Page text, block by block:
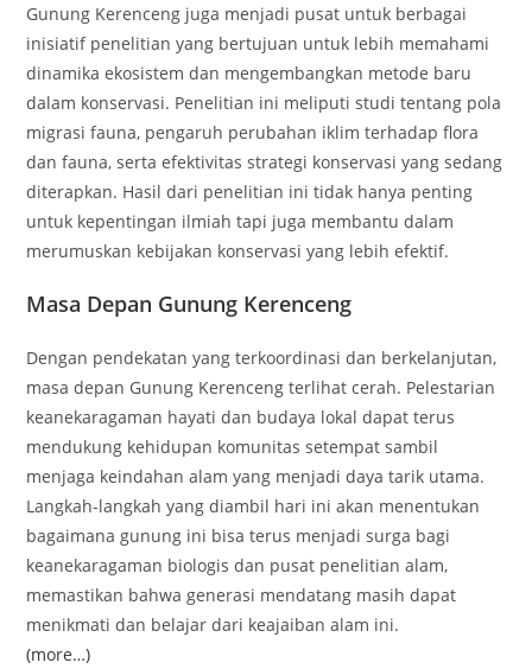
Gunung Kerenceng juga menjadi pusat untuk berbagai
inisiatif penelitian yang bertujuan untuk lebih memahami
dinamika ekosistem dan mengembangkan metode baru
dalam konservasi. Penelitian ini meliputi studi tentang pola
migrasi fauna, pengaruh perubahan iklim terhadap flora
dan fauna, serta efektivitas strategi konservasi yang sedang
diterapkan. Hasil dari penelitian ini tidak hanya penting
untuk kepentingan ilmiah tapi juga membantu dalam
merumuskan kebijakan konservasi yang lebih efektif.
Masa Depan Gunung Kerenceng
Dengan pendekatan yang terkoordinasi dan berkelanjutan,
masa depan Gunung Kerenceng terlihat cerah. Pelestarian
keanekaragaman hayati dan budaya lokal dapat terus
mendukung kehidupan komunitas setempat sambil
menjaga keindahan alam yang menjadi daya tarik utama.
Langkah-langkah yang diambil hari ini akan menentukan
bagaimana gunung ini bisa terus menjadi surga bagi
keanekaragaman biologis dan pusat penelitian alam,
memastikan bahwa generasi mendatang masih dapat
menikmati dan belajar dari keajaiban alam ini.
(more…)